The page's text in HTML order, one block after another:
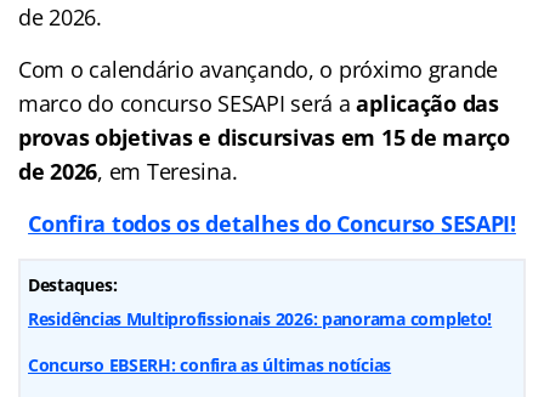
de 2026.
Com o calendário avançando, o próximo grande
marco do concurso SESAPI será aaplicação das
provas objetivas e discursivas em 15 de março
de 2026, em Teresina.
Confira todos os detalhes do Concurso SESAPI!
Destaques:
Residências Multiprofissionais 2026: panorama completo!
Concurso EBSERH: confira as últimas notícias